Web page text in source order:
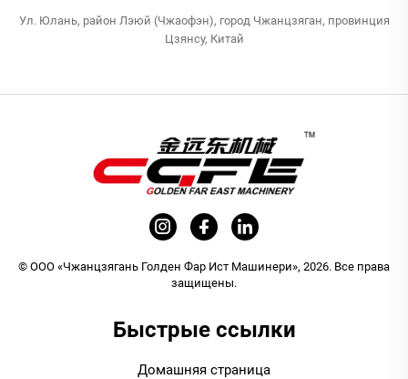
Ул. Юлань, район Лэюй (Чжаофэн), город Чжанцзяган, провинция
Цзянсу, Китай
© ООО «Чжанцзягань Голден Фар Ист Машинери», 2026. Все права
защищены.
Быстрые ссылки
Домашняя страница